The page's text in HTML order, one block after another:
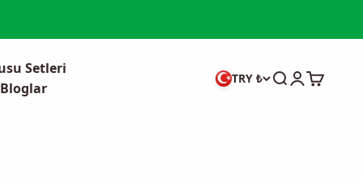
Setleri
Bloglar
TRY ₺ Ara Giriş yap
Sepet